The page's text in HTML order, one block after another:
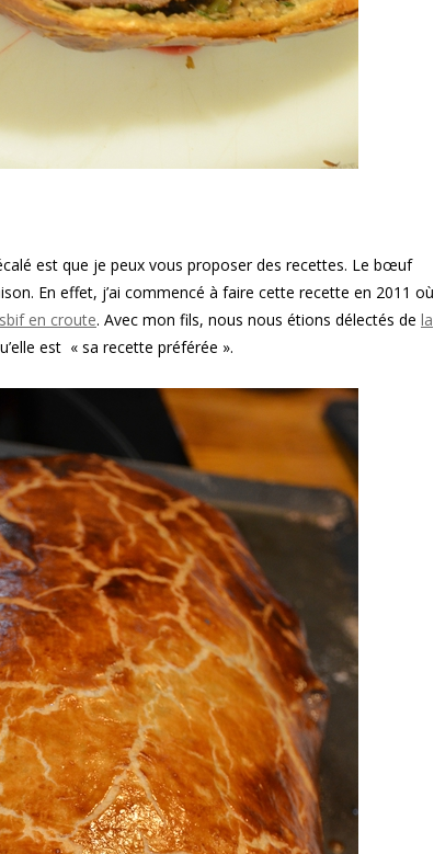
est que je peux vous proposer des recettes. Le bœuf
En effet, j’ai commencé à faire cette recette en 2011 où
en croute. Avec mon fils, nous nous étions délectés de la
est « sa recette préférée ».